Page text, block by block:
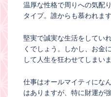
温厚な性格で周りへの気配
タイプ。誰からも慕われます
堅実で誠実な生活をしてい
くでしょう。しかし、お金
して人生を狂わせてしまいま
仕事はオールマイティにな
はありますが、特に財運が